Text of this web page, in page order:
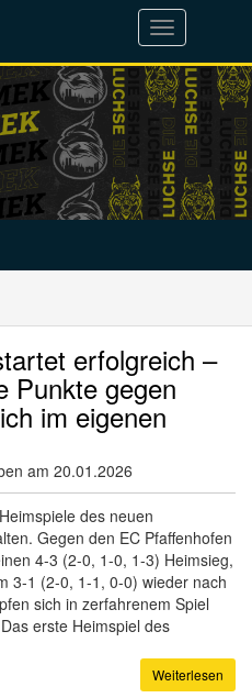
Toggle
navigation
erfolgreich –
Punkte gegen
im eigenen
am 20.01.2026
des neuen
Gegen den EC Pfaffenhofen
4-3 (2-0, 1-0, 1-3) Heimsieg,
3-1 (2-0, 1-1, 0-0) wieder nach
sich in zerfahrenem Spiel
erste Heimspiel des
Weiterlesen